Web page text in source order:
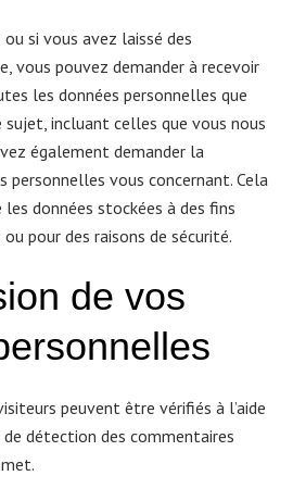
si vous avez laissé des
vous pouvez demander à recevoir
les données personnelles que
incluant celles que vous nous
également demander la
personnelles vous concernant. Cela
données stockées à des fins
pour des raisons de sécurité.
de vos
peuvent être vérifiés à l’aide
de détection des commentaires